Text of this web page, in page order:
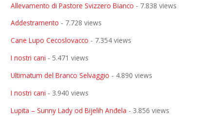
Allevamento di Pastore Svizzero Bianco - 7.838 views
Addestramento - 7.728 views
Cane Lupo Cecoslovacco - 7.354 views
I nostri cani - 5.471 views
Ultimatum del Branco Selvaggio - 4.890 views
I nostri cani - 3.940 views
Lupita – Sunny Lady od Bijelih Anđela - 3.856 views